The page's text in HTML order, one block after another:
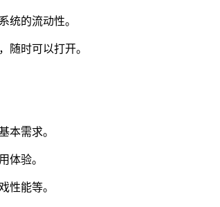
的流动性。
时可以打开。
需求。
体验。
能等。